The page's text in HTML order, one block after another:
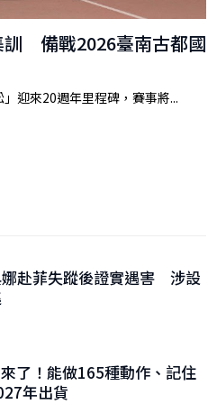
訓 備戰2026臺南古都國
迎來20週年里程碑，賽事將...
赴菲失蹤後證實遇害 涉設
了！能做165種動作、記住
年出貨